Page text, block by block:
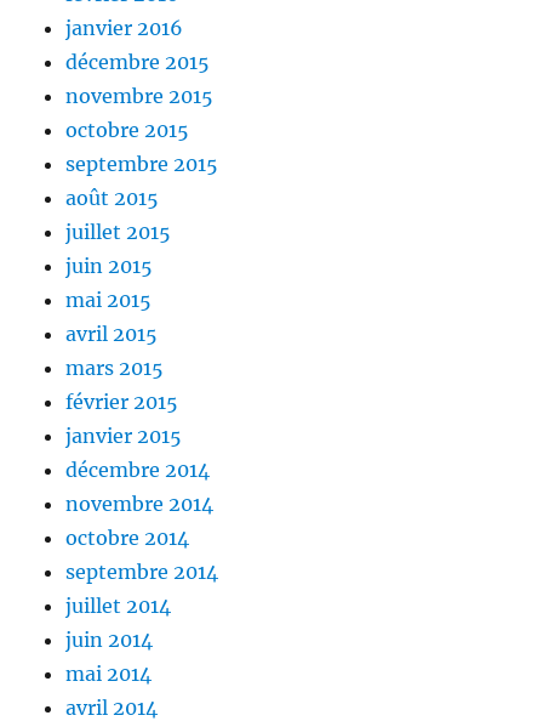
janvier 2016
décembre 2015
novembre 2015
octobre 2015
septembre 2015
août 2015
juillet 2015
juin 2015
mai 2015
avril 2015
mars 2015
février 2015
janvier 2015
décembre 2014
novembre 2014
octobre 2014
septembre 2014
juillet 2014
juin 2014
mai 2014
avril 2014